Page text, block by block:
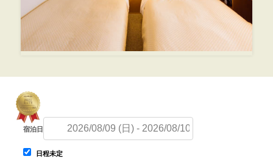
宿泊日
日程未定